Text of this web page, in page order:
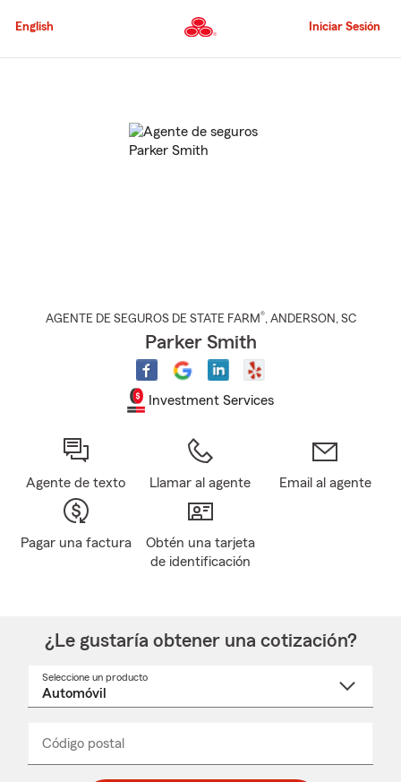
al
principal
English Iniciar Sesión
AGENTE DE SEGUROS DE STATE FARM®, ANDERSON , SC
Parker Smith
Investment Services
Agente de texto Llamar al agente Email al agente
Pagar una factura
Obtén una tarjeta
de identificación
¿Le gustaría obtener una cotización?
Seleccione un producto
desplegable
Código postal
_____